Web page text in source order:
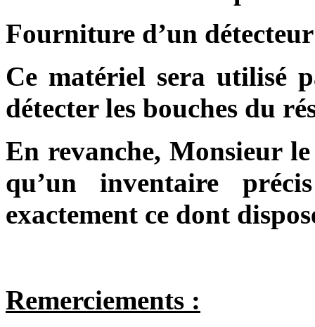
Fourniture d’un
Ce matériel sera utilisé
détecter les bouches du
En revanche, Monsieur
qu’un inventaire
exactement ce dont
Remerciements :